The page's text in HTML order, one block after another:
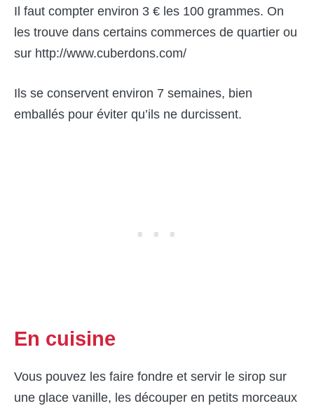
Il faut compter environ 3 € les 100 grammes. On
les trouve dans certains commerces de quartier ou
sur http://www.cuberdons.com/
Ils se conservent environ 7 semaines, bien
emballés pour éviter qu’ils ne durcissent.
En cuisine
Vous pouvez les faire fondre et servir le sirop sur
une glace vanille, les découper en petits morceaux